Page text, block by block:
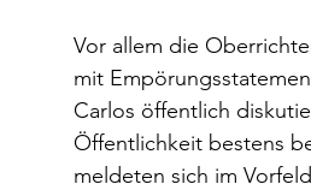
Vor allem die
mit
Carlos öffentlich
Öffentlichkeit bestens
meldeten sich im